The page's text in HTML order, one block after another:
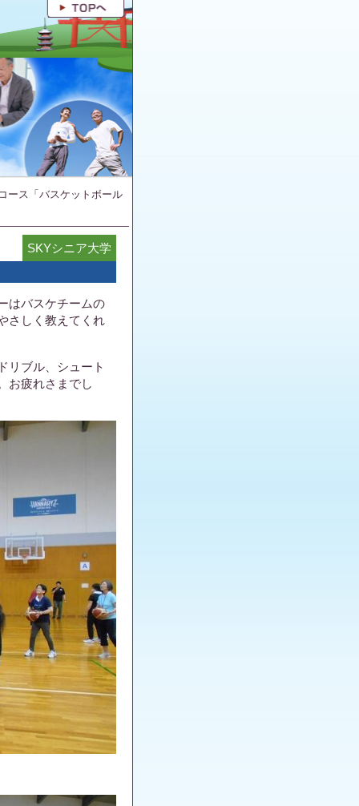
ス「バスケットボール
SKYシニア大学
はバスケチームの
さしく教えてくれ
リブル、シュート
お疲れさまでし